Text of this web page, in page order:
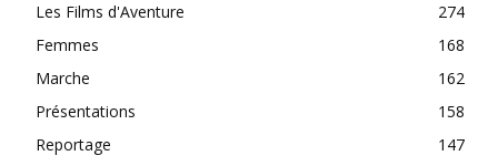
Les Films d'Aventure
274
Femmes
168
Marche
162
Présentations
158
Reportage
147